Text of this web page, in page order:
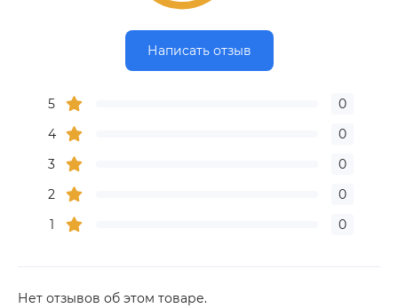
Написать отзыв
5
0
4
0
3
0
2
0
1
0
Нет отзывов об этом товаре.